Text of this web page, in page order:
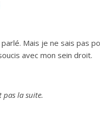
Mais je ne sais pas
avec mon sein droit.
pas la suite.